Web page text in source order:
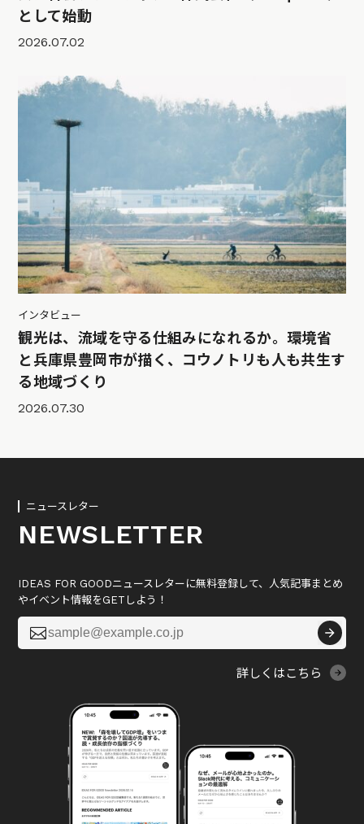
として始動
2026.07.02
インタビュー
観光は、流域を守る仕組みになれるか。環境省
と兵庫県豊岡市が描く、コウノトリも人も共生す
る地域づくり
2026.07.30
ニュースレター
NEWSLETTER
IDEAS FOR GOODニュースレターに無料登録して、人気記事まとめ
やイベント情報をGETしよう！

詳しくはこちら